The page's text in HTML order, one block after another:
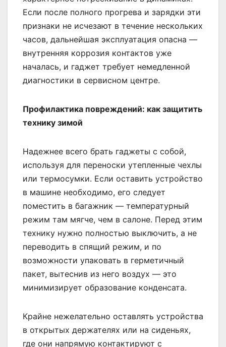
Если после полного прогрева и зарядки эти
признаки не исчезают в течение нескольких
часов, дальнейшая эксплуатация опасна —
внутренняя коррозия контактов уже
началась, и гаджет требует немедленной
диагностики в сервисном центре.
Профилактика повреждений: как защитить
технику зимой
Надежнее всего брать гаджеты с собой,
используя для переноски утепленные чехлы
или термосумки. Если оставить устройство
в машине необходимо, его следует
поместить в багажник — температурный
режим там мягче, чем в салоне. Перед этим
технику нужно полностью выключить, а не
переводить в спящий режим, и по
возможности упаковать в герметичный
пакет, вытеснив из него воздух — это
минимизирует образование конденсата.
Крайне нежелательно оставлять устройства
в открытых держателях или на сиденьях,
где они напрямую контактируют с